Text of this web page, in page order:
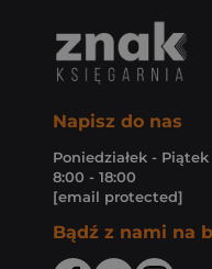
Napisz do nas
Poniedziałek - Piątek
8:00 - 18:00
[email protected]
Bądź z nami na